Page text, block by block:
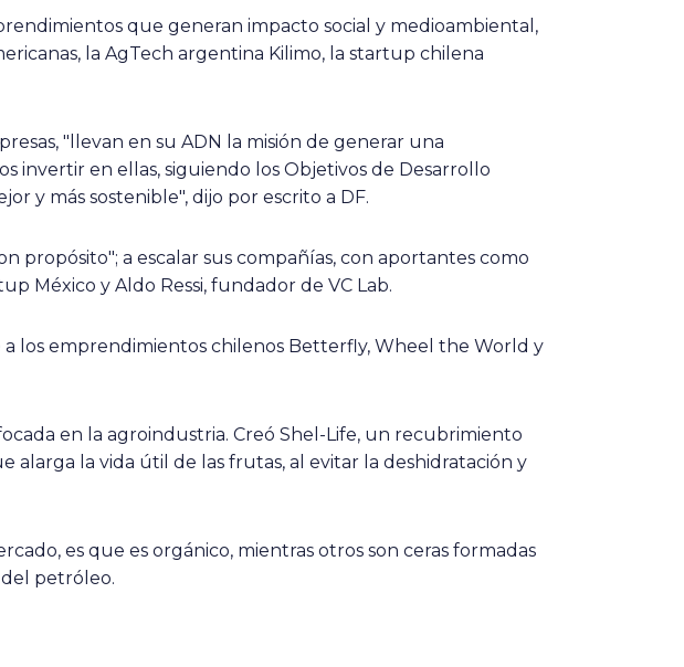
que generan impacto social y medioambiental,
la AgTech argentina Kilimo, la startup chilena
"llevan en su ADN la misión de generar una
invertir en ellas, siguiendo los Objetivos de Desarrollo
y más sostenible", dijo por escrito a DF.
propósito"; a escalar sus compañías, con aportantes como
México y Aldo Ressi, fundador de VC Lab.
los emprendimientos chilenos Betterfly, Wheel the World y
en la agroindustria. Creó Shel-Life, un recubrimiento
la vida útil de las frutas, al evitar la deshidratación y
es que es orgánico, mientras otros son ceras formadas
petróleo.